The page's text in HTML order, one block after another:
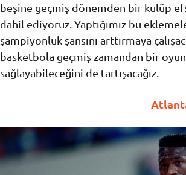
beşine geçmiş dönemden bir kulüp
dahil ediyoruz. Yaptığımız bu
şampiyonluk şansını arttırmaya
basketbola geçmiş zamandan bir
sağlayabileceğini de tartışacağız.